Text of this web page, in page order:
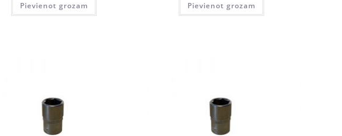
Pievienot grozam Pievienot grozam